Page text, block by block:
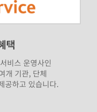
택
비스 운영사인
개 기관, 단체
공하고 있습니다.